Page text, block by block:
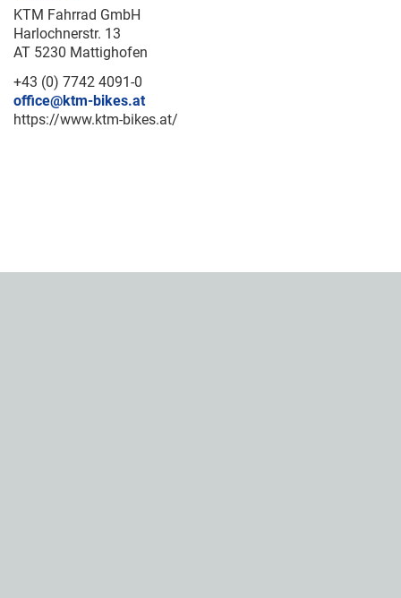
KTM Fahrrad GmbH
Harlochnerstr. 13
AT 5230 Mattighofen
+43 (0) 7742 4091-0
office@ktm-bikes.at
https://www.ktm-bikes.at/